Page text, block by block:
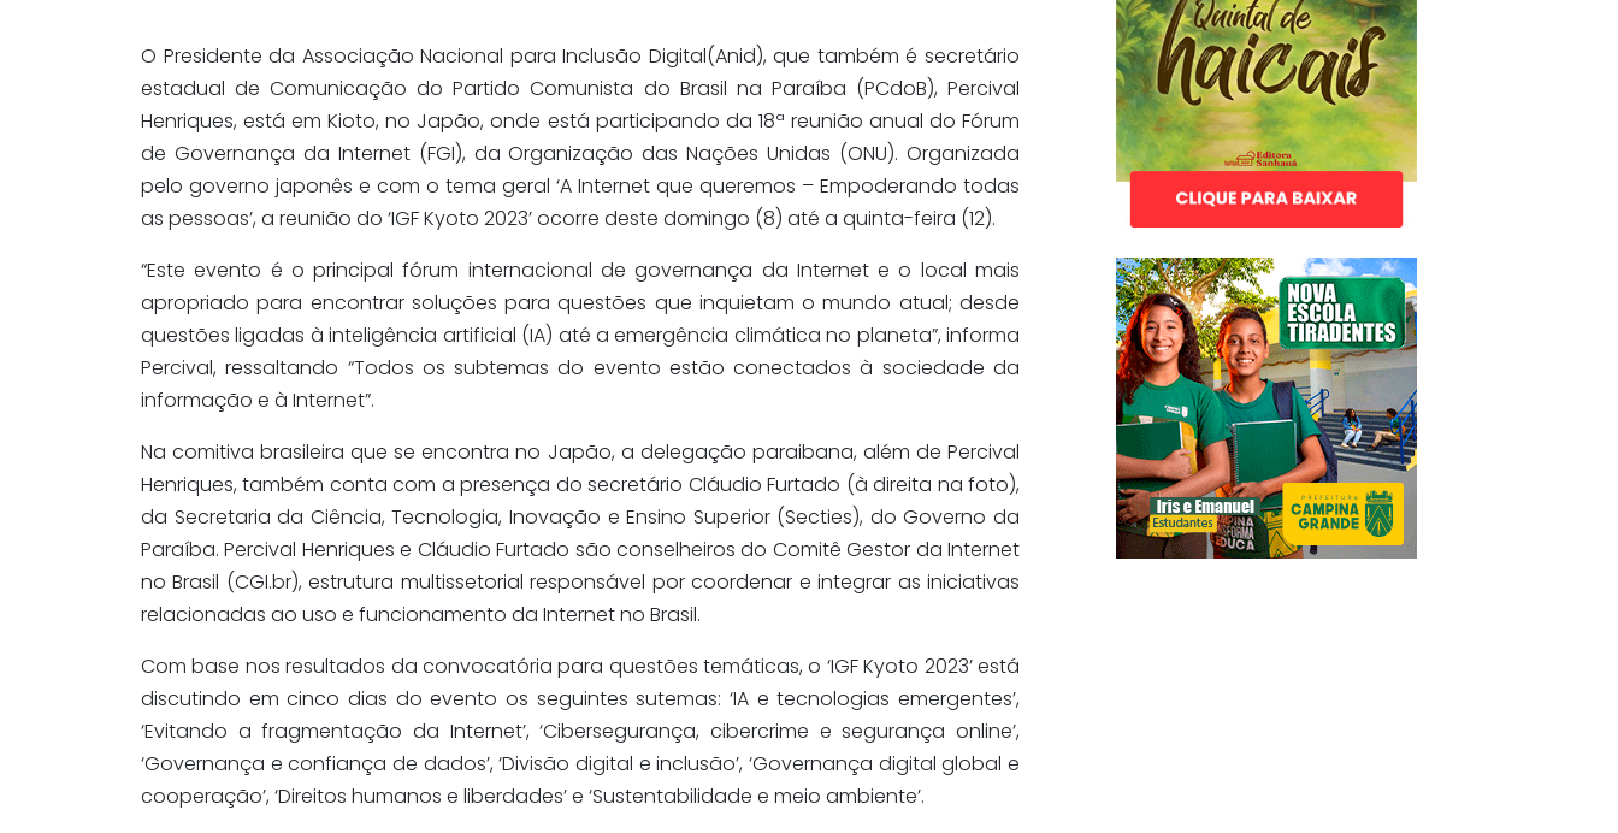
O Presidente da Associação Nacional para Inclusão Digital(Anid), que também é secretário
estadual de Comunicação do Partido Comunista do Brasil na Paraíba (PCdoB), Percival
Henriques, está em Kioto, no Japão, onde está participando da 18ª reunião anual do Fórum
de Governança da Internet (FGI), da Organização das Nações Unidas (ONU). Organizada
pelo governo japonês e com o tema geral ‘A Internet que queremos – Empoderando todas
as pessoas’, a reunião do ‘IGF Kyoto 2023’ ocorre deste domingo (8) até a quinta-feira (12).
“Este evento é o principal fórum internacional de governança da Internet e o local mais
apropriado para encontrar soluções para questões que inquietam o mundo atual; desde
questões ligadas à inteligência artificial (IA) até a emergência climática no planeta”, informa
Percival, ressaltando “Todos os subtemas do evento estão conectados à sociedade da
informação e à Internet”.
Na comitiva brasileira que se encontra no Japão, a delegação paraibana, além de Percival
Henriques, também conta com a presença do secretário Cláudio Furtado (à direita na foto),
da Secretaria da Ciência, Tecnologia, Inovação e Ensino Superior (Secties), do Governo da
Paraíba. Percival Henriques e Cláudio Furtado são conselheiros do Comitê Gestor da Internet
no Brasil (CGI.br), estrutura multissetorial responsável por coordenar e integrar as iniciativas
relacionadas ao uso e funcionamento da Internet no Brasil.
Com base nos resultados da convocatória para questões temáticas, o ‘IGF Kyoto 2023’ está
discutindo em cinco dias do evento os seguintes sutemas: ‘IA e tecnologias emergentes’,
‘Evitando a fragmentação da Internet’, ‘Cibersegurança, cibercrime e segurança online’,
‘Governança e confiança de dados’, ‘Divisão digital e inclusão’, ‘Governança digital global e
cooperação’, ‘Direitos humanos e liberdades’ e ‘Sustentabilidade e meio ambiente’.